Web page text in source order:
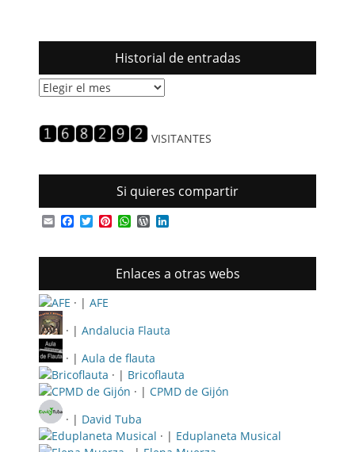
Historial de entradas
Historial
VISITANTES
Si quieres compartir
EmailFacebook
TwitterPinterest
WhatsApp
WordPress
Enlaces a otras webs
· | AFE
· | Andalucia Flauta
· | Aula de flauta
· | Bricoflauta
· | CPMD de Gijón
· | David Tuba
· | Eduplaneta Musical